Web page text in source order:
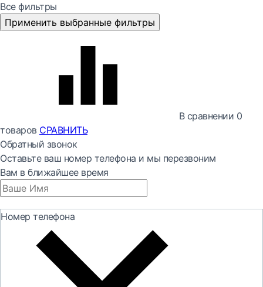
Все фильтры
Применить выбранные фильтры
В сравнении 0
товаров СРАВНИТЬ
Обратный звонок
Оставьте ваш номер телефона и мы перезвоним
Вам в ближайшее время
Номер телефона